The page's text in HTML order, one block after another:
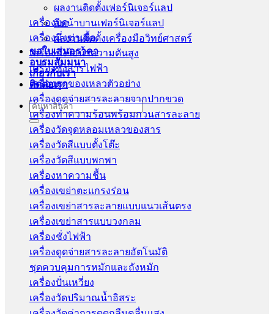
ผลงานติดตั้งเฟอร์นิเจอร์เเลป
สีหน้าบานเฟอร์นิเจอร์เเลป
ผลงานติดตั้งเครื่องมือวิทย์ศาสตร์
ขอใบเสนอราคา
อบรมสัมมนา
เกี่ยวกับเรา
ติดต่อเรา
Search
for:
เครื่องบด
เครื่องนึ่งฆ่าเชื้อ
เครื่องนึ่งไอน้ำความดันสูง
เครื่องชั่งสารไฟฟ้า
เครื่องดูดของเหลวตัวอย่าง
เครื่องดูดจ่ายสารละลายจากปากขวด
เครื่องทำความร้อนพร้อมกวนสารละลาย
เครื่องวัดจุดหลอมเหลวของสาร
เครื่องวัดสีแบบตั้งโต๊ะ
เครื่องวัดสีแบบพกพา
เครื่องหาความชื้น
เครื่องเขย่าตะแกรงร่อน
เครื่องเขย่าสารละลายแบบแนวเส้นตรง
เครื่องเขย่าสารแบบวงกลม
เครื่องชั่งไฟฟ้า
เครื่องดูดจ่ายสารละลายอัตโนมัติ
ชุดควบคุมการหมักและถังหมัก
เครื่องปั่นเหวี่ยง
เครื่องวัดปริมาณน้ำอิสระ